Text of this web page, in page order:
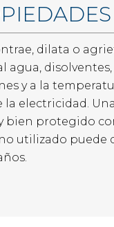
dilata o
agua, disolventes,
y a la
la electricidad.
bien protegido
utilizado puede